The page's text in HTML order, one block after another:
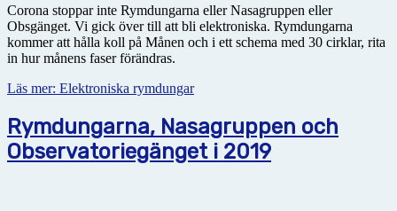
Corona stoppar inte Rymdungarna eller Nasagruppen eller
Obsgänget. Vi gick över till att bli elektroniska. Rymdungarna
kommer att hålla koll på Månen och i ett schema med 30 cirklar, rita
in hur månens faser förändras.
Läs mer: Elektroniska rymdungar
Rymdungarna, Nasagruppen och
Observatoriegänget i 2019